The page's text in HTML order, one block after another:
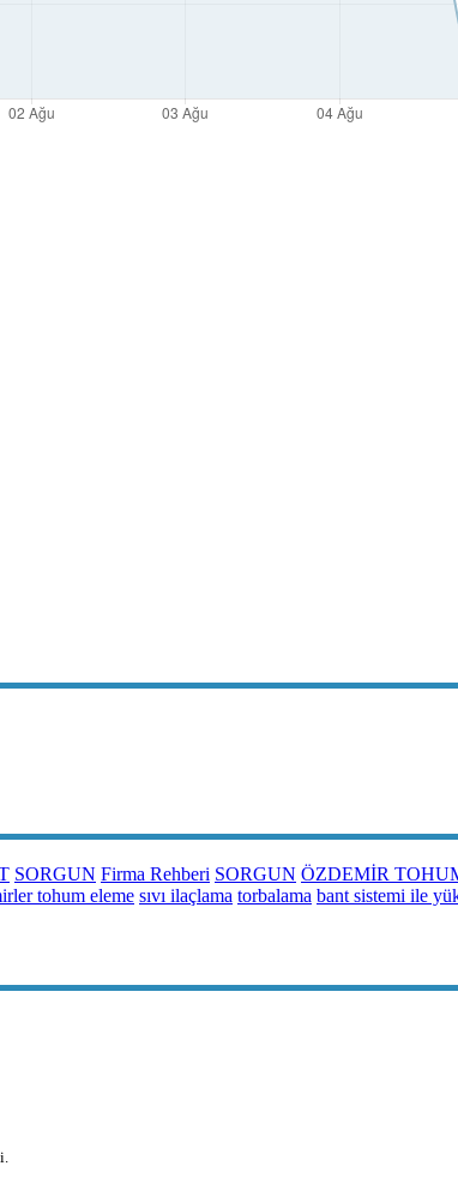
SORGUN Firma Rehberi SORGUN ÖZDEMİR
tohum eleme sıvı ilaçlama torbalama bant sistemi ile